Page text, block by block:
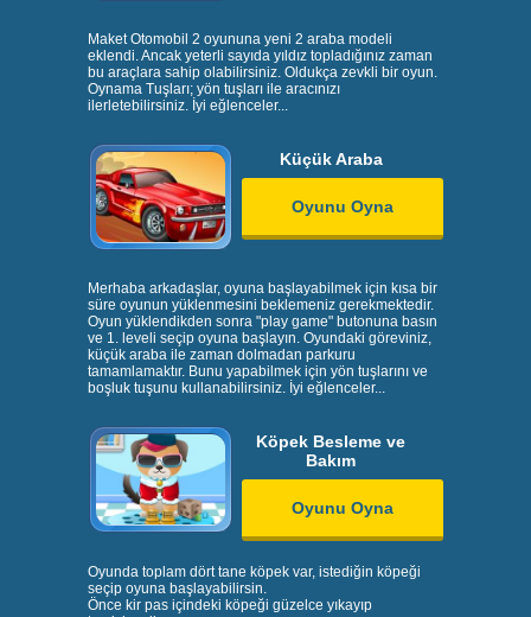
Maket Otomobil 2 oyununa yeni 2 araba modeli
eklendi. Ancak yeterli sayıda yıldız topladığınız zaman
bu araçlara sahip olabilirsiniz. Oldukça zevkli bir oyun.
Oynama Tuşları; yön tuşları ile aracınızı
ilerletebilirsiniz. İyi eğlenceler...
Küçük Araba
Oyunu Oyna
Merhaba arkadaşlar, oyuna başlayabilmek için kısa bir
süre oyunun yüklenmesini beklemeniz gerekmektedir.
Oyun yüklendikden sonra "play game" butonuna basın
ve 1. leveli seçip oyuna başlayın. Oyundaki göreviniz,
küçük araba ile zaman dolmadan parkuru
tamamlamaktır. Bunu yapabilmek için yön tuşlarını ve
boşluk tuşunu kullanabilirsiniz. İyi eğlenceler...
Köpek Besleme ve
Bakım
Oyunu Oyna
Oyunda toplam dört tane köpek var, istediğin köpeği
seçip oyuna başlayabilirsin.
Önce kir pas içindeki köpeği güzelce yıkayıp